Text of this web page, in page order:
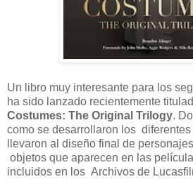
Un libro muy interesante para los
ha sido lanzado recientemente
Costumes: The Original Trilogy.
como se desarrollaron los
llevaron al diseño final de
objetos que aparecen en las
incluidos en los Archivos de